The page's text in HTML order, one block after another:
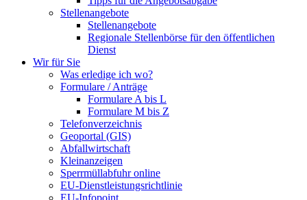
Stellenangebote
Stellenangebote
Regionale Stellenbörse für den öffentlichen
Dienst
Wir für Sie
Was erledige ich wo?
Formulare / Anträge
Formulare A bis L
Formulare M bis Z
Telefonverzeichnis
Geoportal (GIS)
Abfallwirtschaft
Kleinanzeigen
Sperrmüllabfuhr online
EU-Dienstleistungsrichtlinie
EU-Infopoint